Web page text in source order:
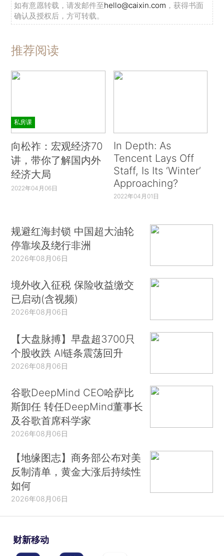
如有意愿转载，请发邮件至hello@caixin.com ，获得书面
确认及授权后，方可转载。
推荐阅读
私房课
向松祚：宏观经济70
讲，带你了解国内外
经济大局
2022年04月06日
In Depth: As
Tencent Lays Off
Staff, Is Its ‘Winter’
Approaching?
2022年04月01日
规避红海封锁 中国超大油轮
停靠埃及绕行非洲
2026年08月06日
境外收入征税 保险收益缴交
已启动(含视频)
2026年08月06日
【大盘脉搏】早盘超3700只
个股收跌 AI链条震荡回升
2026年08月06日
谷歌DeepMind CEO哈萨比
斯卸任 转任DeepMind董事长
及谷歌首席科学家
2026年08月06日
【地缘图志】商务部公布对美
反制清单，黄金大涨后持续性
如何
2026年08月06日
财新移动